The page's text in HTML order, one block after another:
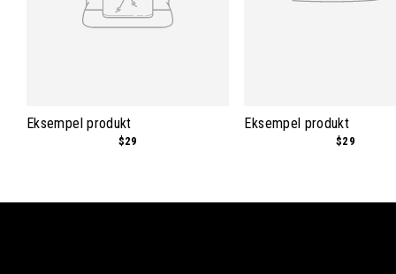
Eksempel produkt
$29
Eksempel produkt
$29